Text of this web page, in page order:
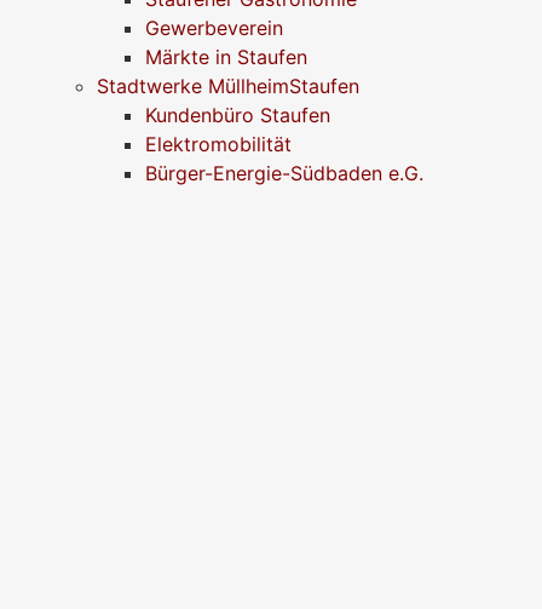
Gewerbeverein
Märkte in Staufen
Stadtwerke MüllheimStaufen
Kundenbüro Staufen
Elektromobilität
Bürger-Energie-Südbaden e.G.